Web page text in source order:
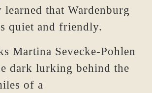
learned that Wardenburg
quiet and friendly.
Martina Sevecke-Pohlen
dark lurking behind the
of a